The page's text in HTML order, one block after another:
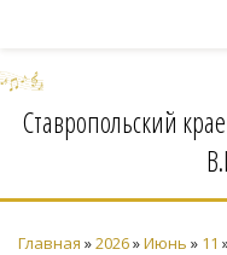
Ставропольский
Главная »2026»Июнь » 11